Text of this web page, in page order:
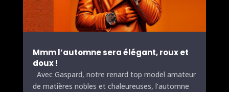
Mmm l’automne sera élégant, roux et
doux !
Avec Gaspard, notre renard top model amateur
de matières nobles et chaleureuses, l’automne